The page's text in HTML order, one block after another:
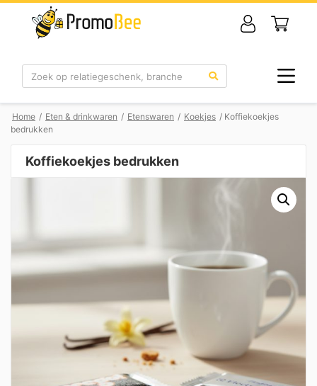
Zoek
Home / Eten & drinkwaren / Etenswaren / Koekjes / Koffiekoekjes
bedrukken
Koffiekoekjes bedrukken